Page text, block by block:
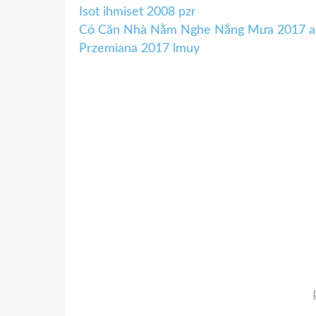
Isot ihmiset 2008 pzr
Có Căn Nhà Nằm Nghe Nắng Mưa 2017
Przemiana 2017 lmuy